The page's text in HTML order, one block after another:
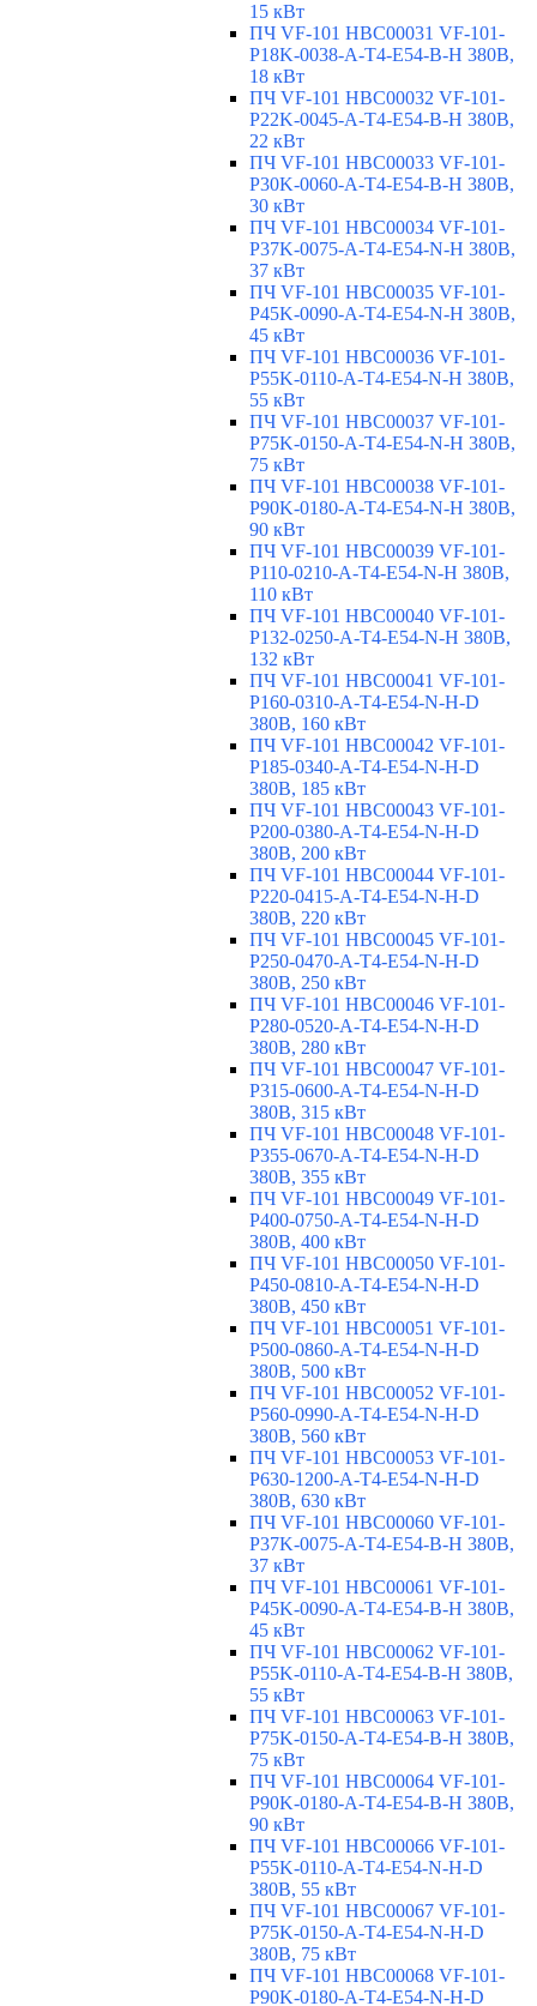
15 кВт
ПЧ VF-101 HBC00031 VF-101-
P18K-0038-A-T4-E54-B-H 380В,
18 кВт
ПЧ VF-101 HBC00032 VF-101-
P22K-0045-A-T4-E54-B-H 380В,
22 кВт
ПЧ VF-101 HBC00033 VF-101-
P30K-0060-A-T4-E54-B-H 380В,
30 кВт
ПЧ VF-101 HBC00034 VF-101-
P37K-0075-A-T4-E54-N-H 380В,
37 кВт
ПЧ VF-101 HBC00035 VF-101-
P45K-0090-A-T4-E54-N-H 380В,
45 кВт
ПЧ VF-101 HBC00036 VF-101-
P55K-0110-A-T4-E54-N-H 380В,
55 кВт
ПЧ VF-101 HBC00037 VF-101-
P75K-0150-A-T4-E54-N-H 380В,
75 кВт
ПЧ VF-101 HBC00038 VF-101-
P90K-0180-A-T4-E54-N-H 380В,
90 кВт
ПЧ VF-101 HBC00039 VF-101-
P110-0210-A-T4-E54-N-H 380В,
110 кВт
ПЧ VF-101 HBC00040 VF-101-
P132-0250-A-T4-E54-N-H 380В,
132 кВт
ПЧ VF-101 HBC00041 VF-101-
P160-0310-A-T4-E54-N-H-D
380В, 160 кВт
ПЧ VF-101 HBC00042 VF-101-
P185-0340-A-T4-E54-N-H-D
380В, 185 кВт
ПЧ VF-101 HBC00043 VF-101-
P200-0380-A-T4-E54-N-H-D
380В, 200 кВт
ПЧ VF-101 HBC00044 VF-101-
P220-0415-A-T4-E54-N-H-D
380В, 220 кВт
ПЧ VF-101 HBC00045 VF-101-
P250-0470-A-T4-E54-N-H-D
380В, 250 кВт
ПЧ VF-101 HBC00046 VF-101-
P280-0520-A-T4-E54-N-H-D
380В, 280 кВт
ПЧ VF-101 HBC00047 VF-101-
P315-0600-A-T4-E54-N-H-D
380В, 315 кВт
ПЧ VF-101 HBC00048 VF-101-
P355-0670-A-T4-E54-N-H-D
380В, 355 кВт
ПЧ VF-101 HBC00049 VF-101-
P400-0750-A-T4-E54-N-H-D
380В, 400 кВт
ПЧ VF-101 HBC00050 VF-101-
P450-0810-A-T4-E54-N-H-D
380В, 450 кВт
ПЧ VF-101 HBC00051 VF-101-
P500-0860-A-T4-E54-N-H-D
380В, 500 кВт
ПЧ VF-101 HBC00052 VF-101-
P560-0990-A-T4-E54-N-H-D
380В, 560 кВт
ПЧ VF-101 HBC00053 VF-101-
P630-1200-A-T4-E54-N-H-D
380В, 630 кВт
ПЧ VF-101 HBC00060 VF-101-
P37K-0075-A-T4-E54-B-H 380В,
37 кВт
ПЧ VF-101 HBC00061 VF-101-
P45K-0090-A-T4-E54-B-H 380В,
45 кВт
ПЧ VF-101 HBC00062 VF-101-
P55K-0110-A-T4-E54-B-H 380В,
55 кВт
ПЧ VF-101 HBC00063 VF-101-
P75K-0150-A-T4-E54-B-H 380В,
75 кВт
ПЧ VF-101 HBC00064 VF-101-
P90K-0180-A-T4-E54-B-H 380В,
90 кВт
ПЧ VF-101 HBC00066 VF-101-
P55K-0110-A-T4-E54-N-H-D
380В, 55 кВт
ПЧ VF-101 HBC00067 VF-101-
P75K-0150-A-T4-E54-N-H-D
380В, 75 кВт
ПЧ VF-101 HBC00068 VF-101-
P90K-0180-A-T4-E54-N-H-D